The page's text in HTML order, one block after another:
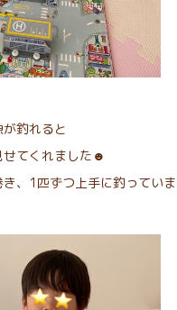
釣れると
せてくれました☻
き、1匹ずつ上手に釣ってい